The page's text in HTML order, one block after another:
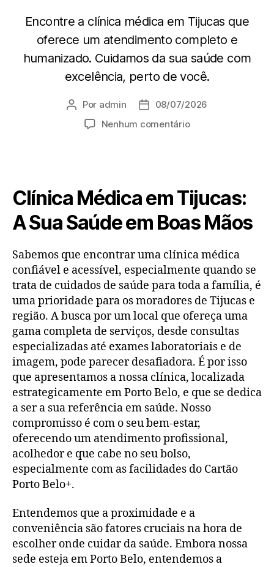
Encontre a clínica médica em Tijucas que
oferece um atendimento completo e
humanizado. Cuidamos da sua saúde com
excelência, perto de você.
Por admin
08/07/2026
Nenhum comentário
Clínica Médica em Tijucas:
A Sua Saúde em Boas Mãos
Sabemos que encontrar uma clínica médica
confiável e acessível, especialmente quando se
trata de cuidados de saúde para toda a família, é
uma prioridade para os moradores de Tijucas e
região. A busca por um local que ofereça uma
gama completa de serviços, desde consultas
especializadas até exames laboratoriais e de
imagem, pode parecer desafiadora. É por isso
que apresentamos a nossa clínica, localizada
estrategicamente em Porto Belo, e que se dedica
a ser a sua referência em saúde. Nosso
compromisso é com o seu bem-estar,
oferecendo um atendimento profissional,
acolhedor e que cabe no seu bolso,
especialmente com as facilidades do Cartão
Porto Belo+.
Entendemos que a proximidade e a
conveniência são fatores cruciais na hora de
escolher onde cuidar da saúde. Embora nossa
sede esteja em Porto Belo, entendemos a